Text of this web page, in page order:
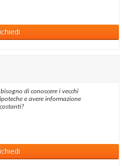
di conoscere i vecchi
e avere informazione